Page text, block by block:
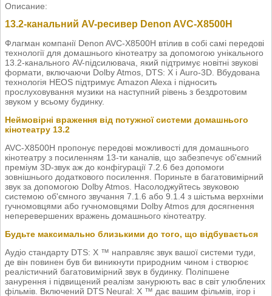
Описание:
13.2-канальний AV-ресивер Denon AVC-X8500H
Флагман компанії Denon AVC-X8500H втілив в собі самі передові
технології для домашнього кінотеатру за допомогою унікального
13.2-канального AV-підсилювача, який підтримує новітні звукові
формати, включаючи Dolby Atmos, DTS: X і Auro-3D. Вбудована
технологія HEOS підтримує Amazon Alexa і підносить
прослуховування музики на наступний рівень з бездротовим
звуком у всьому будинку.
Неймовірні враження від потужної системи домашнього
кінотеатру 13.2
AVC-X8500H пропонує передові можливості для домашнього
кінотеатру з посиленням 13-ти каналів, що забезпечує об'ємний
преміум 3D-звук аж до конфігурації 7.2.6 без допомоги
зовнішнього додаткового посилення. Пориньте в багатовимірний
звук за допомогою Dolby Atmos. Насолоджуйтесь звуковою
системою об'ємного звучання 7.1.6 або 9.1.4 з шістьма верхніми
гучномовцями або гучномовцями Dolby Atmos для досягнення
неперевершених вражень домашнього кінотеатру.
Будьте максимально близькими до того, що відбувається
Аудіо стандарту DTS: X ™ направляє звук вашої системи туди,
де він повинен був би виникнути природним чином і створює
реалістичний багатовимірний звук в будинку. Поліпшене
занурення і підвищений реалізм занурюють вас в світ улюблених
фільмів. Включений DTS Neural: X ™ дає вашим фільмів, ігор і